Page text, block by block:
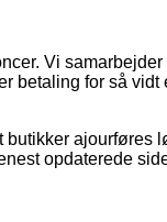
Vi
betaling for så
ajourføres
opdaterede